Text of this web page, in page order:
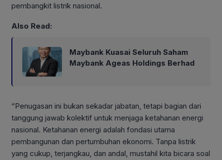
pembangkit listrik nasional.
Also Read:
Maybank Kuasai Seluruh Saham
Maybank Ageas Holdings Berhad
“Penugasan ini bukan sekadar jabatan, tetapi bagian dari
tanggung jawab kolektif untuk menjaga ketahanan energi
nasional. Ketahanan energi adalah fondasi utama
pembangunan dan pertumbuhan ekonomi. Tanpa listrik
yang cukup, terjangkau, dan andal, mustahil kita bicara soal